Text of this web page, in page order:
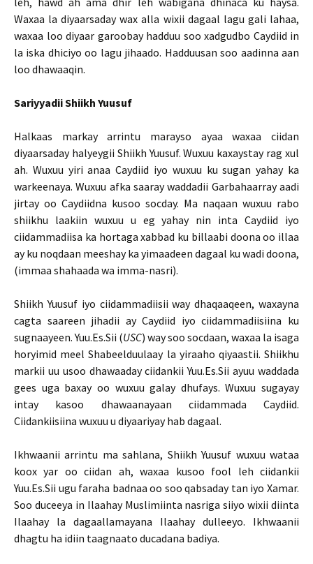
Waxaa la diyaarsaday wax alla wixii dagaal lagu gali lahaa,
waxaa loo diyaar garoobay hadduu soo xadgudbo Caydiid in
la iska dhiciyo oo lagu jihaado. Hadduusan soo aadinna aan
loo dhawaaqin.
Sariyyadii Shiikh Yuusuf
Halkaas markay arrintu marayso ayaa waxaa ciidan
diyaarsaday halyeygii Shiikh Yuusuf. Wuxuu kaxaystay rag xul
ah. Wuxuu yiri anaa Caydiid iyo wuxuu ku sugan yahay ka
warkeenaya. Wuxuu afka saaray waddadii Garbahaarray aadi
jirtay oo Caydiidna kusoo socday. Ma naqaan wuxuu rabo
shiikhu laakiin wuxuu u eg yahay nin inta Caydiid iyo
ciidammadiisa ka hortaga xabbad ku billaabi doona oo illaa
ay ku noqdaan meeshay ka yimaadeen dagaal ku wadi doona,
(immaa shahaada wa imma-nasri).
Shiikh Yuusuf iyo ciidammadiisii way dhaqaaqeen, waxayna
cagta saareen jihadii ay Caydiid iyo ciidammadiisiina ku
sugnaayeen. Yuu.Es.Sii (USC) way soo socdaan, waxaa la isaga
horyimid meel Shabeelduulaay la yiraaho qiyaastii. Shiikhu
markii uu usoo dhawaaday ciidankii Yuu.Es.Sii ayuu waddada
gees uga baxay oo wuxuu galay dhufays. Wuxuu sugayay
intay kasoo dhawaanayaan ciidammada Caydiid.
Ciidankiisiina wuxuu u diyaariyay hab dagaal.
Ikhwaanii arrintu ma sahlana, Shiikh Yuusuf wuxuu wataa
koox yar oo ciidan ah, waxaa kusoo fool leh ciidankii
Yuu.Es.Sii ugu faraha badnaa oo soo qabsaday tan iyo Xamar.
Soo duceeya in Ilaahay Muslimiinta nasriga siiyo wixii diinta
Ilaahay la dagaallamayana Ilaahay dulleeyo. Ikhwaanii
dhagtu ha idiin taagnaato ducadana badiya.